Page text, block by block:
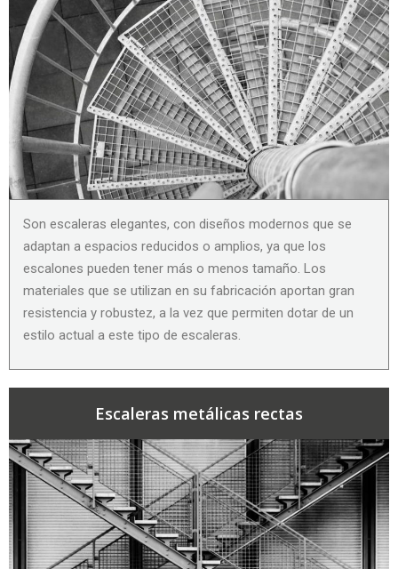
Son escaleras elegantes, con diseños modernos que se
adaptan a espacios reducidos o amplios, ya que los
escalones pueden tener más o menos tamaño. Los
materiales que se utilizan en su fabricación aportan gran
resistencia y robustez, a la vez que permiten dotar de un
estilo actual a este tipo de escaleras.
Escaleras metálicas rectas